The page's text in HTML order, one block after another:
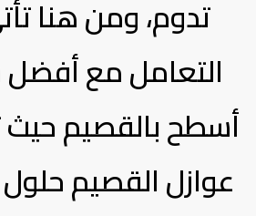
تدوم، ومن هنا
التعامل مع
أسطح بالقصيم
عوازل القصيم